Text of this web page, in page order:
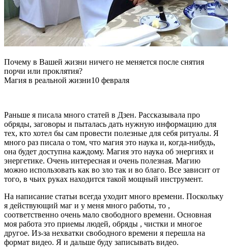
Почему в Вашей жизни ничего не меняется после снятия
порчи или проклятия?
Магия в реальной жизни10 февраля
Раньше я писала много статей в Дзен. Рассказывала про
обряды, заговоры и пыталась дать нужную информацию для
тех, кто хотел бы сам провести полезные для себя ритуалы. Я
много раз писала о том, что магия это наука и, когда-нибудь,
она будет доступна каждому. Магия это наука об энергиях и
энергетике. Очень интересная и очень полезная. Магию
можно использовать как во зло так и во благо. Все зависит от
того, в чьих руках находится такой мощный инструмент.
На написание статьи всегда уходит много времени. Поскольку
я действующий маг и у меня много работы, то ,
соответственно очень мало свободного времени. Основная
моя работа это приемы людей, обряды , чистки и многое
другое. Из-за нехватки свободного времени я перешла на
формат видео. Я и дальше буду записывать видео.